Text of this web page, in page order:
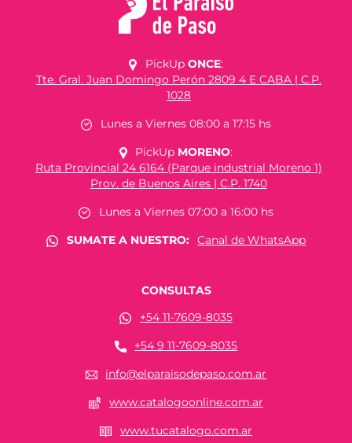
PickUp ONCE:
Tte. Gral. Juan Domingo Perón 2809 4 E CABA | C.P.
1028
Lunes a Viernes 08:00 a 17:15 hs
PickUp MORENO:
Ruta Provincial 24 6164 (Parque industrial Moreno 1)
Prov. de Buenos Aires | C.P. 1740
Lunes a Viernes 07:00 a 16:00 hs
SUMATE A NUESTRO:
Canal de WhatsApp
CONSULTAS
+54 11-7609-8035
+54 9 11-7609-8035
info@elparaisodepaso.com.ar
www.catalogoonline.com.ar
www.tucatalogo.com.ar